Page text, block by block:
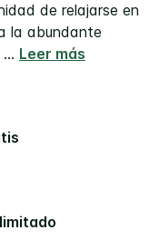
de relajarse en
la abundante
... Leer más